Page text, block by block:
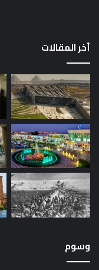
أخر المقالات
وسوم